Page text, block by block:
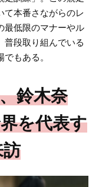
て本番さながらのレ
最低限のマナーやル
普段取り組んでいる
もある。
鈴木奈
を代表す